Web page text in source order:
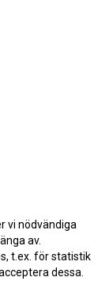
vi nödvändiga
av.
t.ex. för statistik
dessa.